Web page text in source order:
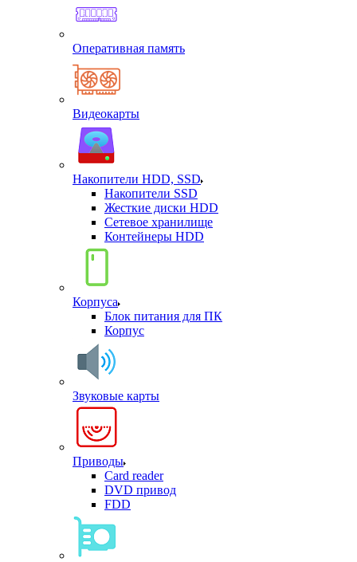
Оперативная память
Видеокарты
Накопители HDD, SSD
Накопители SSD
Жесткие диски HDD
Сетевое хранилище
Контейнеры HDD
Корпуса
Блок питания для ПК
Корпус
Звуковые карты
Приводы
Card reader
DVD привод
FDD